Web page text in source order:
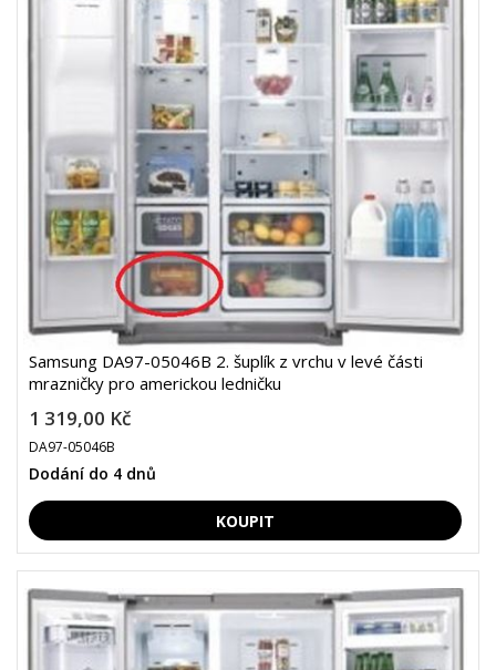
Samsung DA97-05046B 2. šuplík z vrchu v levé části
mrazničky pro americkou ledničku
1 319,00 Kč
DA97-05046B
Dodání do 4 dnů